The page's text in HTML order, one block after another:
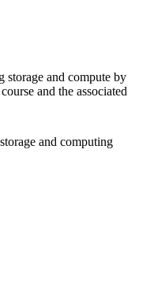
storage and compute by
and the associated
and computing